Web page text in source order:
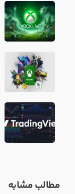
مطالب مشابه